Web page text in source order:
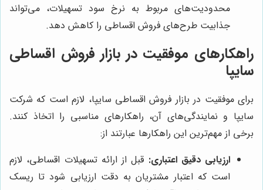
محدودیت‌های مربوط به نرخ سود تسهیلات، می‌تواند
جذابیت طرح‌های فروش اقساطی را کاهش دهد.
راهکارهای موفقیت در بازار فروش اقساطی
سایپا
برای موفقیت در بازار فروش اقساطی سایپا، لازم است که شرکت
سایپا و نمایندگی‌های آن، راهکارهای مناسبی را اتخاذ کنند.
برخی از مهم‌ترین این راهکارها عبارتند از:
ارزیابی دقیق اعتباری: قبل از ارائه تسهیلات اقساطی، لازم
است که اعتبار مشتریان به دقت ارزیابی شود تا ریسک